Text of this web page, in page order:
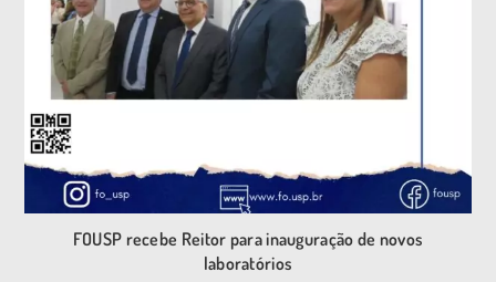
FOUSP recebe Reitor para inauguração de novos
laboratórios